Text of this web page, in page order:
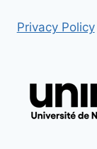
Privacy Policy